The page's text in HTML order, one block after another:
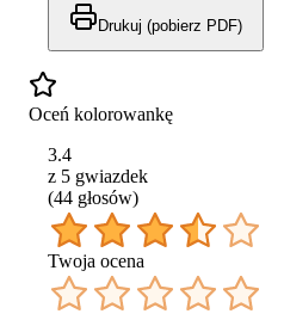
Drukuj (pobierz PDF)
Oceń kolorowankę
3.4
z 5 gwiazdek
(44 głosów)
Twoja ocena